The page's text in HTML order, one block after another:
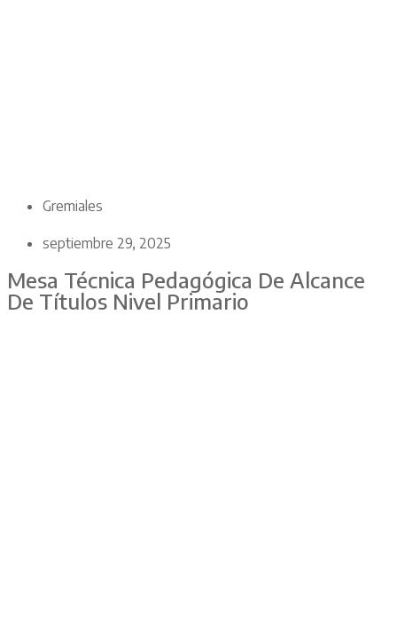
Gremiales
septiembre 29, 2025
Mesa Técnica Pedagógica De Alcance
De Títulos Nivel Primario